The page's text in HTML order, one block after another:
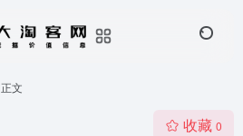
正文
收藏 0